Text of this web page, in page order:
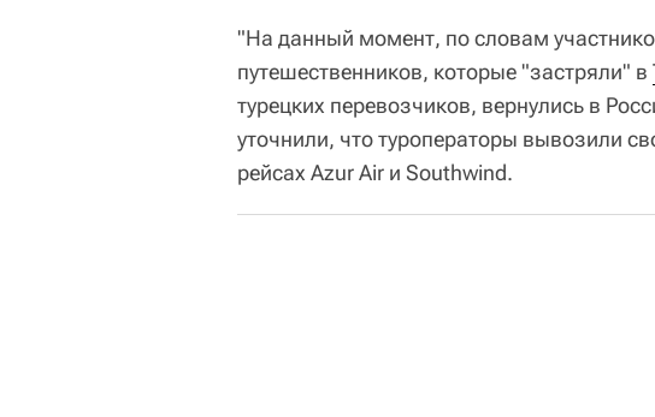
"На данный момент, по словам
путешественников, которые "застряли" в
турецких перевозчиков, вернулись в
уточнили, что туроператоры вывозили
рейсах Azur Air и Southwind.